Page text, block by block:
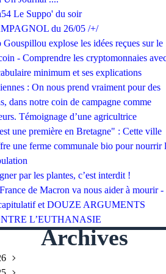
Le Suppo' du soir
du 26/05 /+/
Gouspillou explose les idées reçues sur le
- Comprendre les cryptomonnaies
minimum et ses explications
: On nous prend vraiment pour des
dans notre coin de campagne comme
Témoignage d’une agricultrice
une première en Bretagne" : Cette ville
une ferme communale bio pour nourrir
par les plantes, c’est interdit !
de Macron va nous aider à mourir -
et DOUZE ARGUMENTS
L’EUTHANASIE
Archives